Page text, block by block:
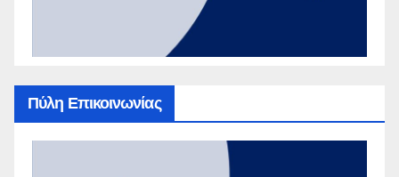
Πύλη Επικοινωνίας